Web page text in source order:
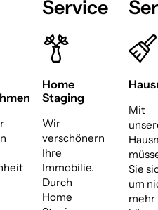
Service
Home
Staging
Wir
verschönern
Ihre
Immobilie.
Durch
Home
Mit
Sie
um
mehr